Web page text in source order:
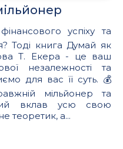
успіху та
Тоді книга Думай як
Т. Екера - це ваш
незалежності та
для вас її суть. 💰
мільйонер та
вклав усю свою
теоретик, а...